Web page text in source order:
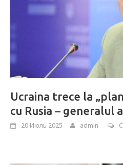
Ucraina trece la
cu Rusia – generalul
20 Июль 2025 admin